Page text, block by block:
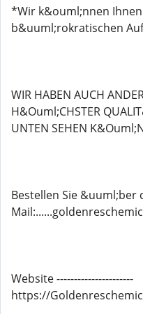
*Wir k&ouml;nnen
b&uuml;rokratischen
WIR HABEN AUCH
H&Ouml;CHSTER
UNTEN SEHEN
Bestellen Sie &uuml;ber
Website ----------------------
https://